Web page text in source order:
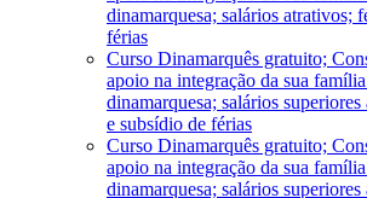
dinamarquesa; salários atrativos;
férias
Curso Dinamarquês gratuito;
apoio na integração da sua
dinamarquesa; salários
e subsídio de férias
Curso Dinamarquês gratuito;
apoio na integração da sua família
dinamarquesa; salários